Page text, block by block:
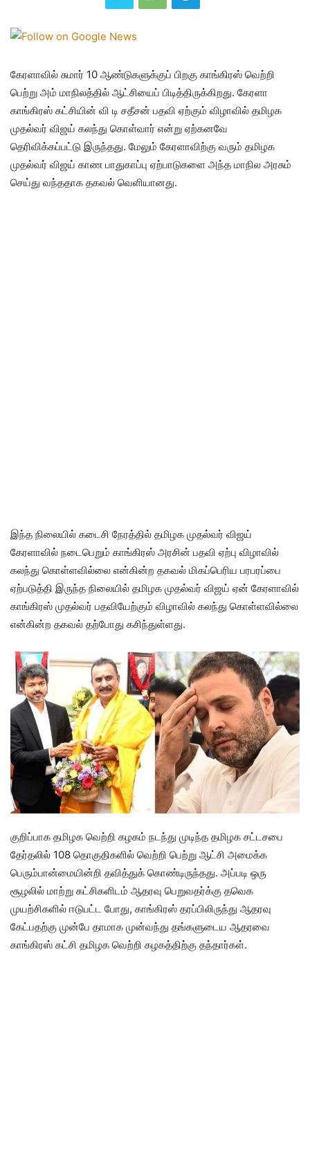
கேரளாவில் சுமார் 10 ஆண்டுகளுக்குப் பிறகு காங்கிரஸ் வெற்றி
பெற்று அம் மாநிலத்தில் ஆட்சியைப் பிடித்திருக்கிறது. கேரளா
காங்கிரஸ் கட்சியின் வி டி சதீசன் பதவி ஏற்கும் விழாவில் தமிழக
முதல்வர் விஜய் கலந்து கொள்வார் என்று ஏற்கனவே
தெரிவிக்கப்பட்டு இருந்தது. மேலும் கேரளாவிற்கு வரும் தமிழக
முதல்வர் விஜய் காண பாதுகாப்பு ஏற்பாடுகளை அந்த மாநில அரசும்
செய்து வந்ததாக தகவல் வெளியானது.
இந்த நிலையில் கடைசி நேரத்தில் தமிழக முதல்வர் விஜய்
கேரளாவில் நடைபெறும் காங்கிரஸ் அரசின் பதவி ஏற்பு விழாவில்
கலந்து கொள்ளவில்லை என்கின்ற தகவல் மிகப்பெரிய பரபரப்பை
ஏற்படுத்தி இருந்த நிலையில் தமிழக முதல்வர் விஜய் ஏன் கேரளாவில்
காங்கிரஸ் முதல்வர் பதவியேற்கும் விழாவில் கலந்து கொள்ளவில்லை
என்கின்ற தகவல் தற்போது கசிந்துள்ளது.
குறிப்பாக தமிழக வெற்றி கழகம் நடந்து முடிந்த தமிழக சட்டசபை
தேர்தலில் 108 தொகுதிகளில் வெற்றி பெற்று ஆட்சி அமைக்க
பெரும்பான்மையின்றி தவித்துக் கொண்டிருந்தது. அப்படி ஒரு
சூழலில் மாற்று கட்சிகளிடம் ஆதரவு பெறுவதர்க்கு தவெக
முயற்சிகளில் ஈடுபட்ட போது, காங்கிரஸ் தரப்பிலிருந்து ஆதரவு
கேட்பதற்கு முன்பே தாமாக முன்வந்து தங்களுடைய ஆதரவை
காங்கிரஸ் கட்சி தமிழக வெற்றி கழகத்திற்கு தந்தார்கள்.